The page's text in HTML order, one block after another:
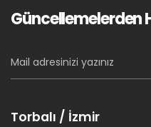
Güncellemelerden
Torbalı / İzmir